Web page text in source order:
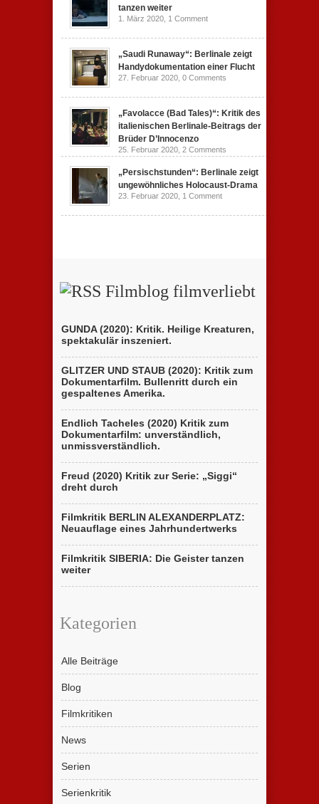
tanzen weiter
1. März 2020, 1 Comment
„Saudi Runaway“: Berlinale zeigt
Handydokumentation einer Flucht
27. Februar 2020, 0 Comments
„Favolacce (Bad Tales)“: Kritik des
italienischen Berlinale-Beitrags der
Brüder D’Innocenzo
25. Februar 2020, 2 Comments
„Persischstunden“: Berlinale zeigt
ungewöhnliches Holocaust-Drama
23. Februar 2020, 1 Comment
Filmblog filmverliebt
GUNDA (2020): Kritik. Heilige Kreaturen,
spektakulär inszeniert.
GLITZER UND STAUB (2020): Kritik zum
Dokumentarfilm. Bullenritt durch ein
gespaltenes Amerika.
Endlich Tacheles (2020) Kritik zum
Dokumentarfilm: unverständlich,
unmissverständlich.
Freud (2020) Kritik zur Serie: „Siggi“
dreht durch
Filmkritik BERLIN ALEXANDERPLATZ:
Neuauflage eines Jahrhundertwerks
Filmkritik SIBERIA: Die Geister tanzen
weiter
Kategorien
Alle Beiträge
Blog
Filmkritiken
News
Serien
Serienkritik